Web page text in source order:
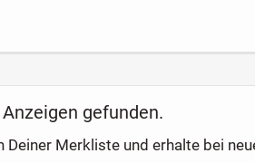
gefunden.
Deiner Merkliste und erhalte bei